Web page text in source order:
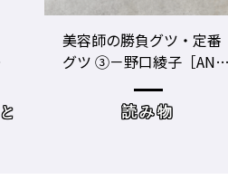
ワクチン接種が本格的に
始まったNY、現在の働き
方＆街の様子
時事（コロナもここ）